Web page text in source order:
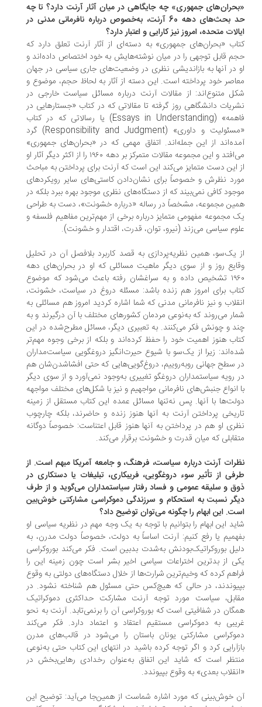
جمهوری» چه جایگاهی در میان آثار آرنت دارد؟ تا چه
حد بحث‌های دهه 60 آرنت، به‌خصوص درباره نافرمانی مدنی در
متحده، امروز نیز کارایی و اعتبار دارد؟
«بحران‌های جمهوری» به دسته‌ای از آثار آرنت تعلق دارد که
قابل توجهی را در میان نوشته‌هایش به خود اختصاص داده‌اند و
در آنها به بازاندیشی نظری در وضعیت‌های جاری سیاسی در جهان
خود پرداخته است. این دسته از آثار به لحاظ حجم، موضوع و
متنوع‌اند: از مقالات آرنت درباره مسائل سیاست خارجی در
دانشگاهی روز گرفته تا مقالاتی که در کتاب «جستارهایی در
فاهمه» (Essays in Understanding) یا رسالاتی که در کتاب
«مسئولیت و داوری» (Responsibility and Judgment) گرد
از این جمله‌اند. اتفاق مهمی که در «بحران‌های جمهوری»
می‌افتد و این مجموعه مقالات متمرکز بر دهه ۱۹۶۰ را از اکثر دیگر آثار او
این دست متمایز می‌کند این است که آرنت برای پرداختن به مباحث
نظرش و خصوصاً برای نشان‌دادن کاستی‌های سایر رویکردهای
کافی نمی‌بیند که از دستگاه‌های نظری موجود بهره ببرد بلکه در
مجموعه، مشخصاً در رساله «درباره خشونت»، دست به طراحی
مجموعه مفهومی متمایز درباره برخی از مهم‌ترین مفاهیم فلسفه و
سیاسی می‌زند (نیرو، توان، قدرت، اقتدار و خشونت).
یک‌سو، همین نظریه‌پردازی به قصد کاربرد بلافصل آن در تحلیل
روز و از سوی دیگر ماهیت مسائلی که او در بحران‌های دهه
۱۹۶۰ تشخیص داده و به سراغشان رفته باعث می‌شود که موضوع
برای امروز هم زنده باشد: مسئله دروغ در سیاست، خشونت،
و نیز نافرمانی مدنی که شما اشاره کردید امروز هم مسائلی به
می‌روند که به‌نوعی مردمان کشورهای مختلف با آن درگیرند و به
و چونش فکر می‌کنند. به تعبیری دیگر، مسائل مطرح‌شده در این
هنوز اهمیت خود را حفظ کرده‌اند و بلکه از برخی وجوه مهم‌تر
زیرا از یک‌سو با شیوع حیرت‌انگیز دروغگویی سیاست‌مداران
سطح جهانی روبه‌روییم، دروغ‌گویی‌هایی که حتی افشا‌شدن‌شان هم
رویه سیاستمداران دروغگو تغییری به‌وجود نمی‌آورد و از سوی دیگر
انواع جنبش‌های نافرمانی مواجهیم و نیز با شکل‌های مختلف مواجهه
با آنها. پس نه‌تنها مسائل عمده این کتاب مستقل از زمینه
پرداختن آرنت به آنها هنوز زنده و حاضرند، بلکه چارچوب
او هم در پرداختن به آنها هنوز قابل اعتناست: خصوصاً دوگانه
که میان قدرت و خشونت برقرار می‌کند.
آرنت درباره سیاست، فرهنگ، و جامعه آمریکا مبهم است. از
از تأثیر سوء دروغگویی، فریبکاری، تبلیغات یا دستکاری در
و سلیقه عمومی و فساد رفتار سیاستمداران می‌گوید و از طرف
نسبت به استحکام و سرزندگی دموکراسی مشارکتی خوش‌بین
این ابهام را چگونه می‌توان توضیح داد؟
این ابهام را بتوانیم با توجه به یک وجه مهم در نظریه سیاسی او
یا رفع کنیم: آرنت اساساً به دولت، خصوصاً دولت مدرن، به
بوروکراتیک‌بودنش به‌شدت بدبین است. فکر می‌کند بوروکراسی
از بدترین اختراعات سیاسی اخیر بشر است چون زمینه این را
کرده که وخیم‌ترین شرارت‌ها از خلال دستگاه‌های دولتی به وقوع
در حالی که هیچ‌کس حتی مسئول هم شناخته نشود. در
سیاست مورد توجه آرنت مشارکت حداکثری دموکراتیک
در شفافیتی است که بوروکراسی آن را برنمی‌تابد. آرنت به نحو
به دموکراسی مستقیم اعتقاد و اعتماد دارد. فکر می‌کند
مشارکتی یونان باستان را می‌شود در قالب‌های مدرن
کرد و اگر توجه کرده باشید در انتهای این کتاب حتی به‌نوعی
است که شاید این اتفاق به‌عنوان رخدادی رهایی‌بخش در
بعدی» به وقوع بپیوندد.
خوش‌بینی که مورد اشاره شماست از همین‌جا می‌آید: توضیح این